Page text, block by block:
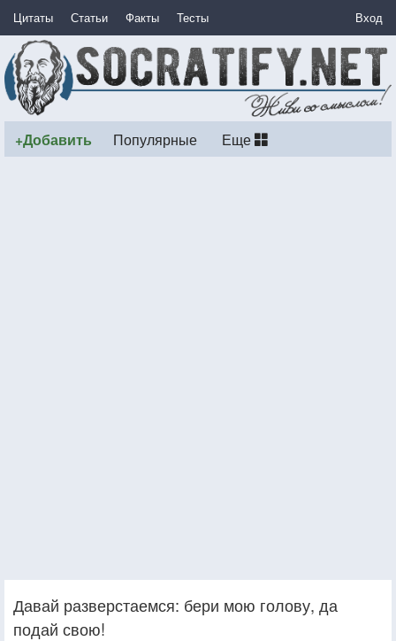
Цитаты Статьи Факты Тесты Вход
+Добавить Популярные Еще
Давай разверстаемся: бери мою голову, да
подай свою!